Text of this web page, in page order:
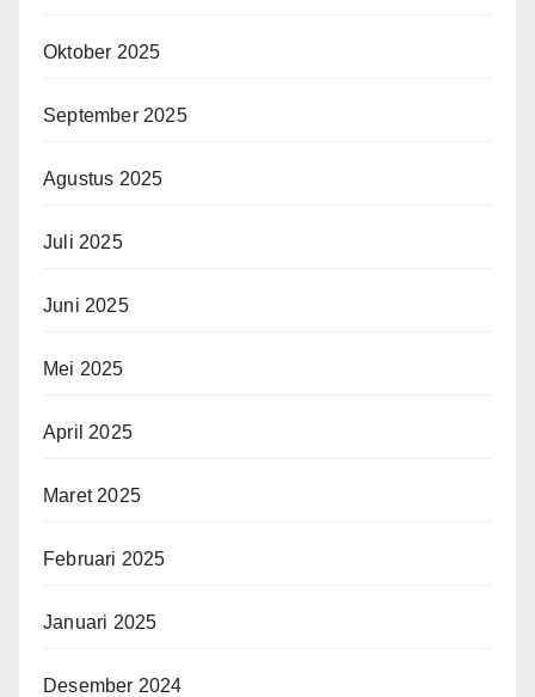
Oktober 2025
September 2025
Agustus 2025
Juli 2025
Juni 2025
Mei 2025
April 2025
Maret 2025
Februari 2025
Januari 2025
Desember 2024